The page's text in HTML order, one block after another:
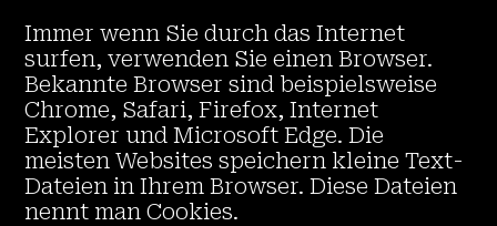
Immer wenn Sie durch das Internet
surfen, verwenden Sie einen Browser.
Bekannte Browser sind beispielsweise
Chrome, Safari, Firefox, Internet
Explorer und Microsoft Edge. Die
meisten Websites speichern kleine Text-
Dateien in Ihrem Browser. Diese Dateien
nennt man Cookies.